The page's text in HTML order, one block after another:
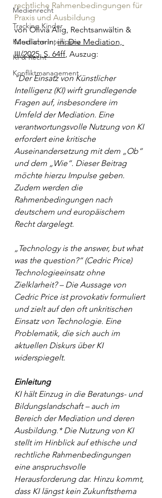
Medienrecht
Tracking Kinder
Künstliche Intelligenz
KI & Recht
Konfliktmanagement
rechtliche Rahmenbedingungen für
Praxis und Ausbildung
von Olivia Alig, Rechtsanwältin &
Mediatorin, in: Die Mediation,
III/2025, S. 64ff, Auszug:
"Der Einsatz von Künstlicher
Intelligenz (KI) wirft grundlegende
Fragen auf, insbesondere im
Umfeld der Mediation. Eine
verantwortungsvolle Nutzung von KI
erfordert eine kritische
Auseinandersetzung mit dem „Ob“
und dem „Wie“. Dieser Beitrag
möchte hierzu Impulse geben.
Zudem werden die
Rahmenbedingungen nach
deutschem und europäischem
Recht dargelegt.
„Technology is the answer, but what
was the question?“ (Cedric Price)
Technologieeinsatz ohne
Zielklarheit? – Die Aussage von
Cedric Price ist provokativ formuliert
und zielt auf den oft unkritischen
Einsatz von Technologie. Eine
Problematik, die sich auch im
aktuellen Diskurs über KI
widerspiegelt.
Einleitung
KI hält Einzug in die Beratungs- und
Bildungslandschaft – auch im
Bereich der Mediation und deren
Ausbildung.* Die Nutzung von KI
stellt im Hinblick auf ethische und
rechtliche Rahmenbedingungen
eine anspruchsvolle
Herausforderung dar. Hinzu kommt,
dass KI längst kein Zukunftsthema